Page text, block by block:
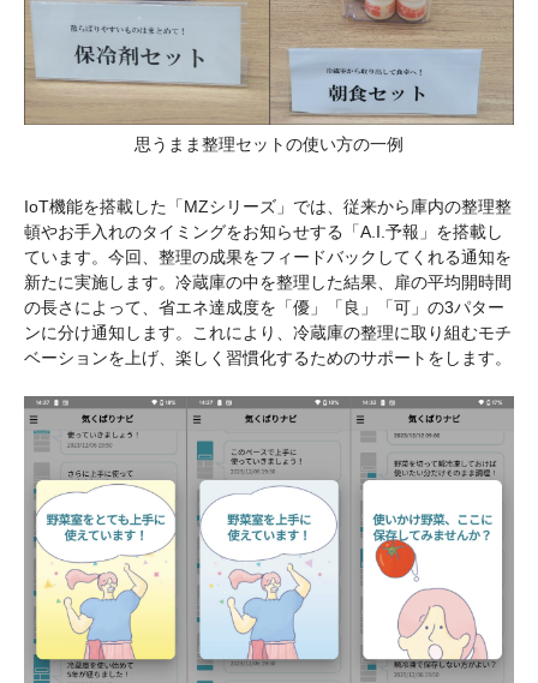
思うまま整理セットの使い方の一例
IoT機能を搭載した「MZシリーズ」では、従来から庫内の整理整
頓やお手入れのタイミングをお知らせする「A.I.予報」を搭載し
ています。今回、整理の成果をフィードバックしてくれる通知を
新たに実施します。冷蔵庫の中を整理した結果、扉の平均開時間
の長さによって、省エネ達成度を「優」「良」「可」の3パター
ンに分け通知します。これにより、冷蔵庫の整理に取り組むモチ
ベーションを上げ、楽しく習慣化するためのサポートをします。